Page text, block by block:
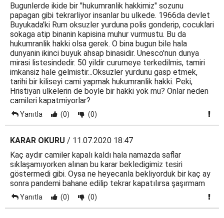
Bugunlerde ikide bir "hukumranlik hakkimiz" sozunu
papagan gibi tekrarliyor insanlar bu ulkede. 1966da devlet
Buyukada'ki Rum oksuzler yurduna polis gonderip, cocuklari
sokaga atip binanin kapisina muhur vurmustu. Bu da
hukumranlik hakki olsa gerek. O bina bugun bile hala
dunyanin ikinci buyuk ahsap binasidir. Unesco'nun dunya
mirasi listesindedir. 50 yildir curumeye terkedilmis, tamiri
imkansiz hale gelmistir...Oksuzler yurdunu gasp etmek,
tarihi bir kiliseyi cami yapmak hukumranlik hakki. Peki,
Hristiyan ulkelerin de boyle bir hakki yok mu? Onlar neden
camileri kapatmiyorlar?
Yanıtla (0) (0)
KARAR OKURU / 11.07.2020 18:47
Kaç aydır camiler kapalı kaldı hala namazda saflar
sıklaşamıyorken alınan bu karar bekledigimiz tesiri
göstermedi gibi. Oysa ne heyecanla bekliyorduk bir kaç ay
sonra pandemi bahane edilip tekrar kapatılırsa şaşırmam
Yanıtla (0) (0)